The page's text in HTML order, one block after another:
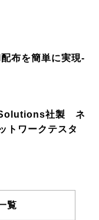
布を簡単に実現-
Solutions社製 ネ
トワークテスタ
覧